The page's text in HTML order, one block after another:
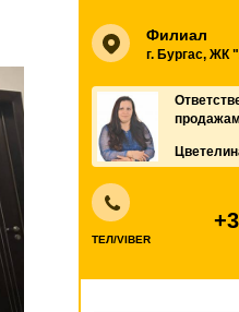
Филиал
г. Бургас, ЖК
продажам
ТЕЛ/VIBER